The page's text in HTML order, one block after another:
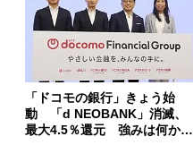
「ドコモの銀行」きょう始
動 「d NEOBANK」消滅、
最大4.5％還元 強みは何か解